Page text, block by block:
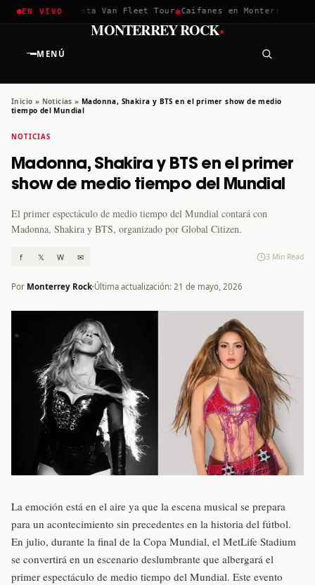
EN VIVO
2026 ✱Greta Van Fleet Tour✱Caifanes en Monterrey · 12
MENÚ
MONTERREY ROCK·
Inicio » Noticias » Madonna, Shakira y BTS en el primer show de medio
tiempo del Mundial
NOTICIAS
Madonna, Shakira y BTS en el primer
show de medio tiempo del Mundial
El primer espectáculo de medio tiempo del Mundial contará con
Madonna, Shakira y BTS, organizado por Global Citizen.
f 𝕏 W ✉ 3 Min Read
Por Monterrey Rock Última actualización: 21 de mayo, 2026
La emoción está en el aire ya que la escena musical se prepara
para un acontecimiento sin precedentes en la historia del fútbol.
En julio, durante la final de la Copa Mundial, el MetLife Stadium
se convertirá en un escenario deslumbrante que albergará el
primer espectáculo de medio tiempo del Mundial. Este evento